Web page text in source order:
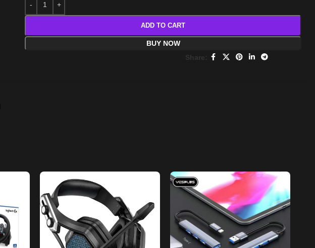
ADD TO CART
BUY NOW
Share: